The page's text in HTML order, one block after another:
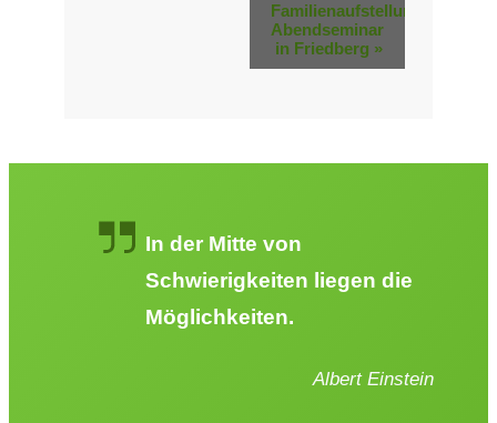
Familienaufstellung
Abendseminar
in Friedberg »
In der Mitte von
Schwierigkeiten liegen die
Möglichkeiten.
Albert Einstein